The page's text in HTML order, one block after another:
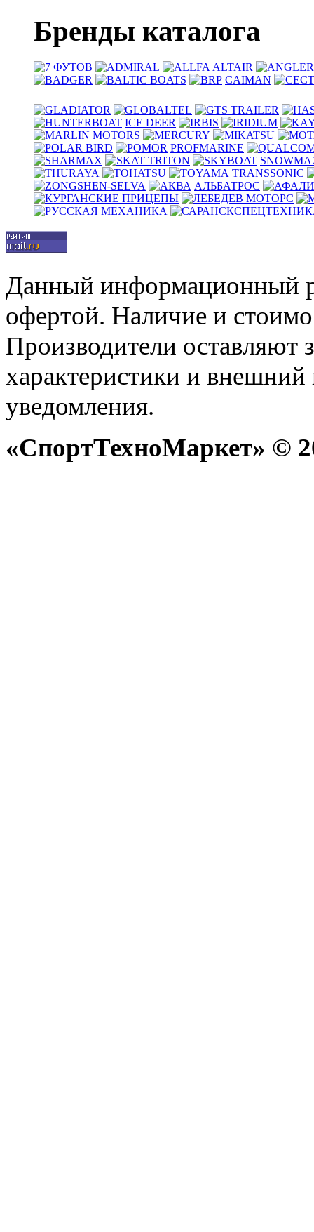
Бренды каталога
ALTAIR
CAIMAN
ICE DEER
PROFMARINE
TRANSSONIC
АЛЬБАТРОС
Данный информационный
офертой. Наличие и
Производители оставляют
характеристики и внешний
уведомления.
«СпортТехноМаркет» ©